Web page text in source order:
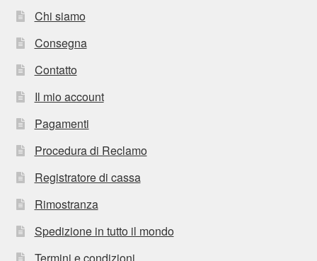
Chi siamo
Consegna
Contatto
Il mio account
Pagamenti
Procedura di Reclamo
Registratore di cassa
Rimostranza
Spedizione in tutto il mondo
Termini e condizioni